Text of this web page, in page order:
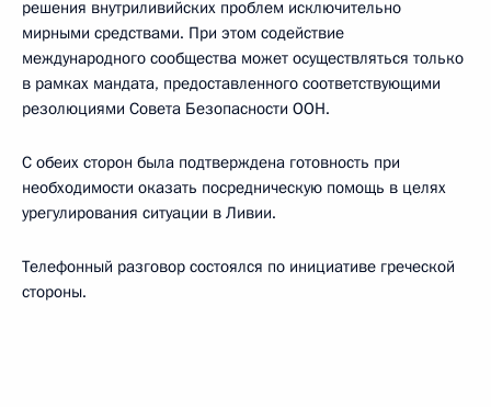
решения внутриливийских проблем исключительно
мирными средствами. При этом содействие
международного сообщества может осуществляться только
в рамках мандата, предоставленного соответствующими
резолюциями Совета Безопасности ООН.
С обеих сторон была подтверждена готовность при
необходимости оказать посредническую помощь в целях
урегулирования ситуации в Ливии.
Телефонный разговор состоялся по инициативе греческой
стороны.